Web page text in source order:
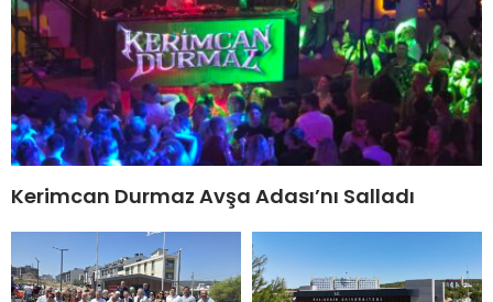
Kerimcan Durmaz Avşa Adası’nı Salladı